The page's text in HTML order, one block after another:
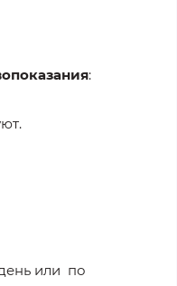
:
или по